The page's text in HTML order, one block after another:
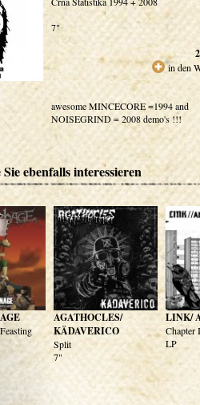
7"
in den
awesome MINCECORE =1994 and
NOISEGRIND = 2008 demo's !!!
ebenfalls interessieren
AGATHOCLES/
KÄDAVERICO
Split
7"
LINK/
Chapter
LP